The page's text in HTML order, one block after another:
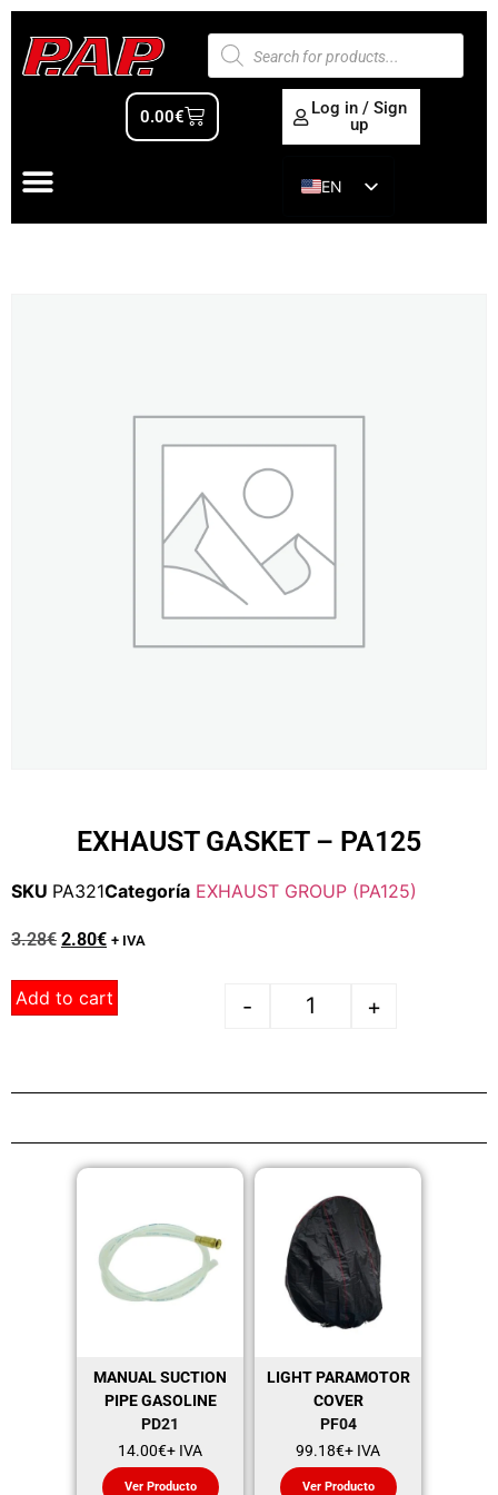
0.00€
Log in / Sign
up
EN
ES
EXHAUST GASKET – PA125
SKU PA321Categoría EXHAUST GROUP (PA125)
3.28€ 2.80€ + IVA
- +
Add to cart
MANUAL SUCTION
PIPE GASOLINE
PD21
14.00€+ IVA
Ver Producto
LIGHT PARAMOTOR
COVER
PF04
99.18€+ IVA
Ver Producto